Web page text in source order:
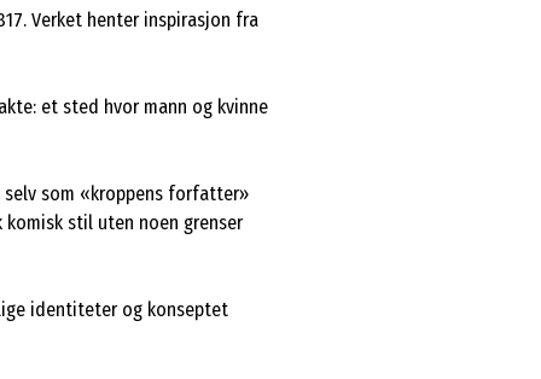
Verket henter inspirasjon fra
et sted hvor mann og kvinne
selv som «kroppens forfatter»
stil uten noen grenser
identiteter og konseptet